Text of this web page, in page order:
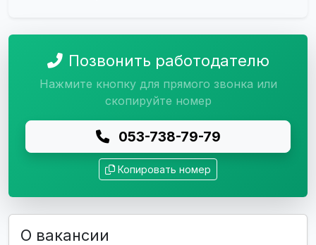
Позвонить работодателю
Нажмите кнопку для прямого звонка или
скопируйте номер
053-738-79-79
Копировать номер
О вакансии